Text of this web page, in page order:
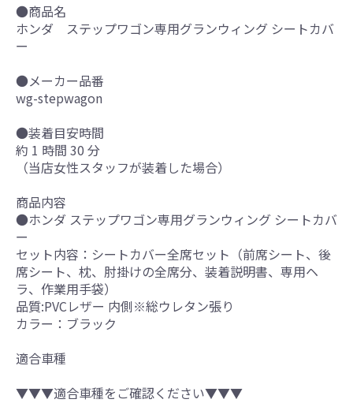
●商品名
ホンダ ステップワゴン専用グランウィング シートカバ
ー
●メーカー品番
wg-stepwagon
●装着目安時間
約 1 時間 30 分
（当店女性スタッフが装着した場合）
商品内容
●ホンダ ステップワゴン専用グランウィング シートカバ
ー
セット内容：シートカバー全席セット（前席シート、後
席シート、枕、肘掛けの全席分、装着説明書、専用ヘ
ラ、作業用手袋）
品質:PVCレザー 内側※総ウレタン張り
カラー：ブラック
適合車種
▼▼▼適合車種をご確認ください▼▼▼